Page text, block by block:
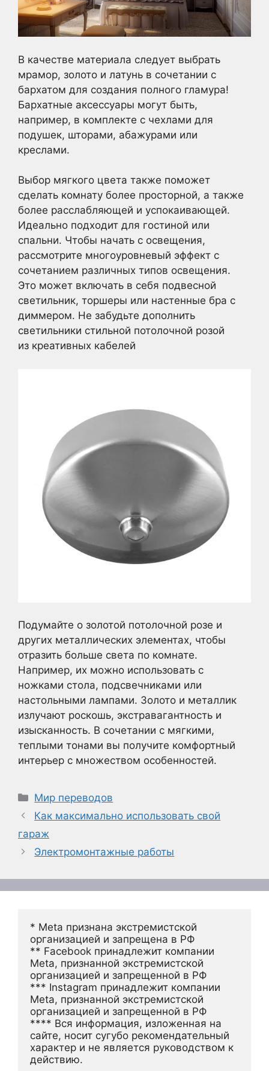
В качестве материала следует выбрать
мрамор, золото и латунь в сочетании с
бархатом для создания полного гламура!
Бархатные аксессуары могут быть,
например, в комплекте с чехлами для
подушек, шторами, абажурами или
креслами.
Выбор мягкого цвета также поможет
сделать комнату более просторной, а также
более расслабляющей и успокаивающей.
Идеально подходит для гостиной или
спальни. Чтобы начать с освещения,
рассмотрите многоуровневый эффект с
сочетанием различных типов освещения.
Это может включать в себя подвесной
светильник, торшеры или настенные бра с
диммером. Не забудьте дополнить
светильники стильной потолочной розой
из креативных кабелей
Подумайте о золотой потолочной розе и
других металлических элементах, чтобы
отразить больше света по комнате.
Например, их можно использовать с
ножками стола, подсвечниками или
настольными лампами. Золото и металлик
излучают роскошь, экстравагантность и
изысканность. В сочетании с мягкими,
теплыми тонами вы получите комфортный
интерьер с множеством особенностей.
Рубрики
Мир переводов
Как максимально использовать свой
гараж
Электромонтажные работы
* Meta признана экстремистской
организацией и запрещена в РФ
** Facebook принадлежит компании
Meta, признанной экстремистской
организацией и запрещенной в РФ
*** Instagram принадлежит компании
Meta, признанной экстремистской
организацией и запрещенной в РФ
**** Вся информация, изложенная на
сайте, носит сугубо рекомендательный
характер и не является руководством к
действию.